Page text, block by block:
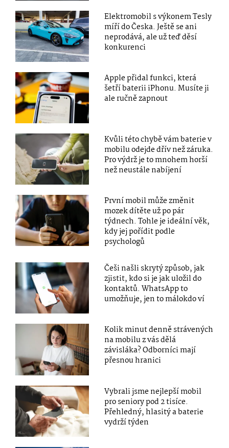
Elektromobil s výkonem Tesly
míří do Česka. Ještě se ani
neprodává, ale už teď děsí
konkurenci
Apple přidal funkci, která
šetří baterii iPhonu. Musíte ji
ale ručně zapnout
Kvůli této chybě vám baterie v
mobilu odejde dřív než záruka.
Pro výdrž je to mnohem horší
než neustále nabíjení
První mobil může změnit
mozek dítěte už po pár
týdnech. Tohle je ideální věk,
kdy jej pořídit podle
psychologů
Češi našli skrytý způsob, jak
zjistit, kdo si je jak uložil do
kontaktů. WhatsApp to
umožňuje, jen to málokdo ví
Kolik minut denně strávených
na mobilu z vás dělá
závisláka? Odborníci mají
přesnou hranici
Vybrali jsme nejlepší mobil
pro seniory pod 2 tisíce.
Přehledný, hlasitý a baterie
vydrží týden